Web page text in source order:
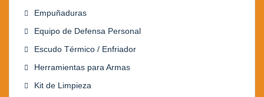
Empuñaduras
Equipo de Defensa Personal
Escudo Térmico / Enfriador
Herramientas para Armas
Kit de Limpieza